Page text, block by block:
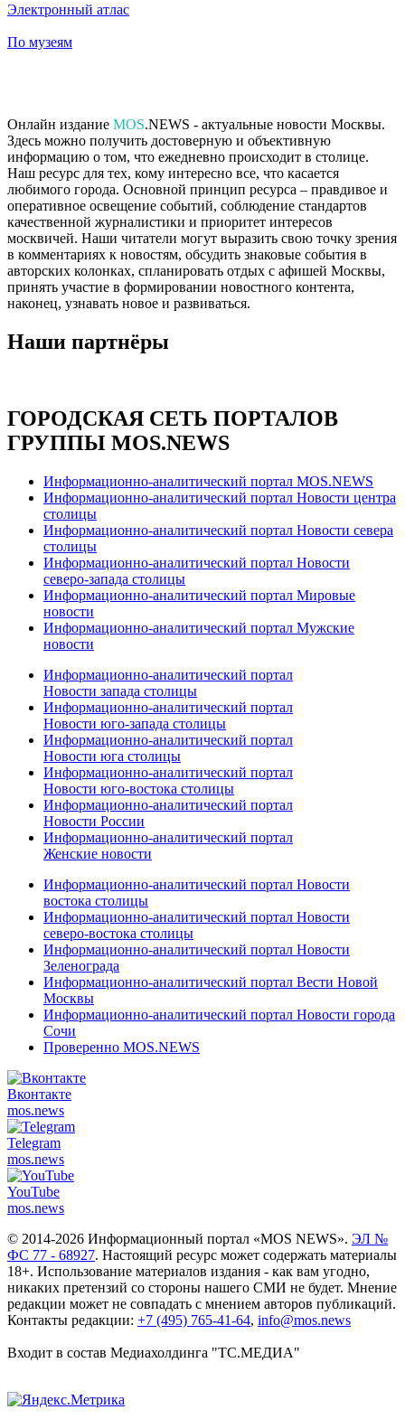
Электронный атлас
По музеям
Онлайн издание MOS.NEWS - актуальные новости Москвы.
Здесь можно получить достоверную и объективную
информацию о том, что ежедневно происходит в столице.
Наш ресурс для тех, кому интересно все, что касается
любимого города. Основной принцип ресурса – правдивое и
оперативное освещение событий, соблюдение стандартов
качественной журналистики и приоритет интересов
москвичей. Наши читатели могут выразить свою точку зрения
в комментариях к новостям, обсудить знаковые события в
авторских колонках, спланировать отдых с афишей Москвы,
принять участие в формировании новостного контента,
наконец, узнавать новое и развиваться.
Наши партнёры
ГОРОДСКАЯ СЕТЬ ПОРТАЛОВ
ГРУППЫ MOS.NEWS
Информационно-аналитический портал MOS.NEWS
Информационно-аналитический портал Новости центра
столицы
Информационно-аналитический портал Новости севера
столицы
Информационно-аналитический портал Новости
северо-запада столицы
Информационно-аналитический портал Мировые
новости
Информационно-аналитический портал Мужские
новости
Информационно-аналитический портал
Новости запада столицы
Информационно-аналитический портал
Новости юго-запада столицы
Информационно-аналитический портал
Новости юга столицы
Информационно-аналитический портал
Новости юго-востока столицы
Информационно-аналитический портал
Новости России
Информационно-аналитический портал
Женские новости
Информационно-аналитический портал Новости
востока столицы
Информационно-аналитический портал Новости
северо-востока столицы
Информационно-аналитический портал Новости
Зеленограда
Информационно-аналитический портал Вести Новой
Москвы
Информационно-аналитический портал Новости города
Сочи
Проверенно MOS.NEWS
Вконтакте
mos.news
Telegram
mos.news
YouTube
mos.news
© 2014-2026 Информационный портал «MOS NEWS». ЭЛ №
ФС 77 - 68927. Настоящий ресурс может содержать материалы
18+. Использование материалов издания - как вам угодно,
никаких претензий со стороны нашего СМИ не будет. Мнение
редакции может не совпадать с мнением авторов публикаций.
Контакты редакции: +7 (495) 765-41-64, info@mos.news
Входит в состав Медиахолдинга "ТС.МЕДИА"